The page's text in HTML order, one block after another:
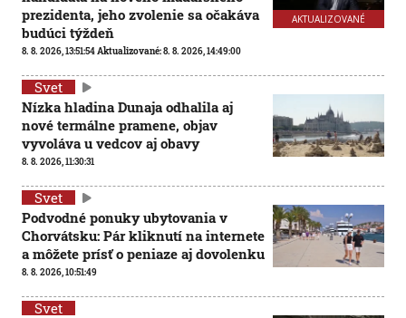
AKTUALIZOVANÉ
prezidenta, jeho zvolenie sa očakáva
budúci týždeň
8. 8. 2026, 13:51:54Aktualizované:8. 8. 2026, 14:49:00
Svet
Nízka hladina Dunaja odhalila aj
nové termálne pramene, objav
vyvoláva u vedcov aj obavy
8. 8. 2026, 11:30:31
Svet
Podvodné ponuky ubytovania v
Chorvátsku: Pár kliknutí na internete
a môžete prísť o peniaze aj dovolenku
8. 8. 2026, 10:51:49
Svet